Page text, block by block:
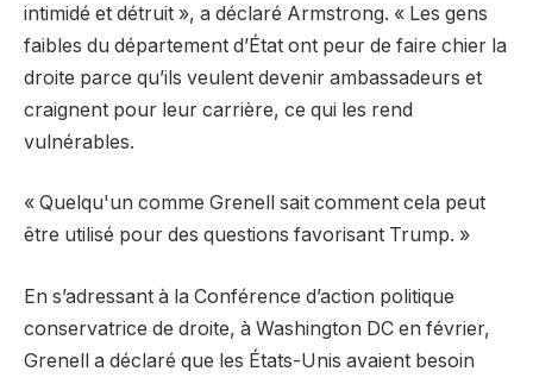
intimidé et détruit », a déclaré Armstrong. « Les gens
faibles du département d’État ont peur de faire chier la
droite parce qu’ils veulent devenir ambassadeurs et
craignent pour leur carrière, ce qui les rend
vulnérables.
« Quelqu'un comme Grenell sait comment cela peut
être utilisé pour des questions favorisant Trump. »
En s’adressant à la Conférence d’action politique
conservatrice de droite, à Washington DC en février,
Grenell a déclaré que les États-Unis avaient besoin